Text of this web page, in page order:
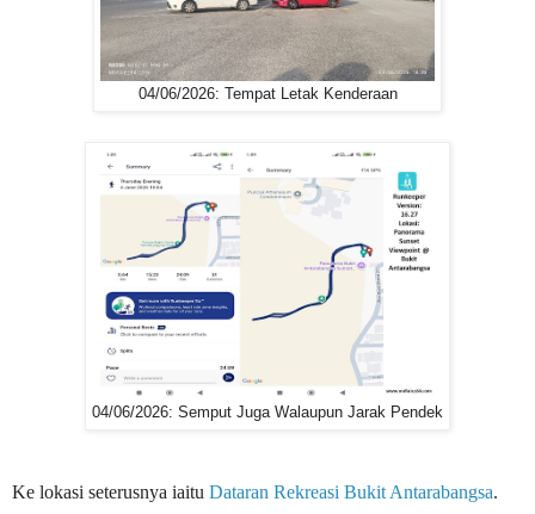
04/06/2026: Tempat Letak Kenderaan
04/06/2026: Semput Juga Walaupun Jarak Pendek
Ke lokasi seterusnya iaitu Dataran Rekreasi Bukit Antarabangsa.